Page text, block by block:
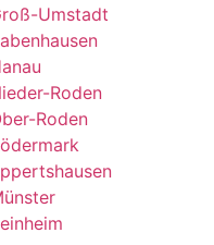
Umstadt
Roden
Roden